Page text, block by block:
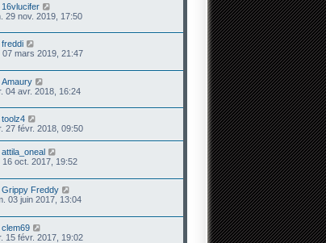
16vlucifer
29 nov. 2019, 17:50
freddi
07 mars 2019, 21:47
Amaury
04 avr. 2018, 16:24
toolz4
27 févr. 2018, 09:50
attila_oneal
16 oct. 2017, 19:52
Grippy Freddy
03 juin 2017, 13:04
clem69
15 févr. 2017, 19:02